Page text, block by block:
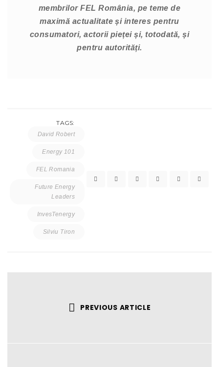
membrilor FEL România, pe teme de
maximă actualitate și interes pentru
consumatori, actorii pieței și, totodată, și
pentru autorități.
TAGS:
David Robert
Energy 101
FEL Romania
Future Energy
Leaders
InvesTenergy
Silviu Tiron
PREVIOUS ARTICLE